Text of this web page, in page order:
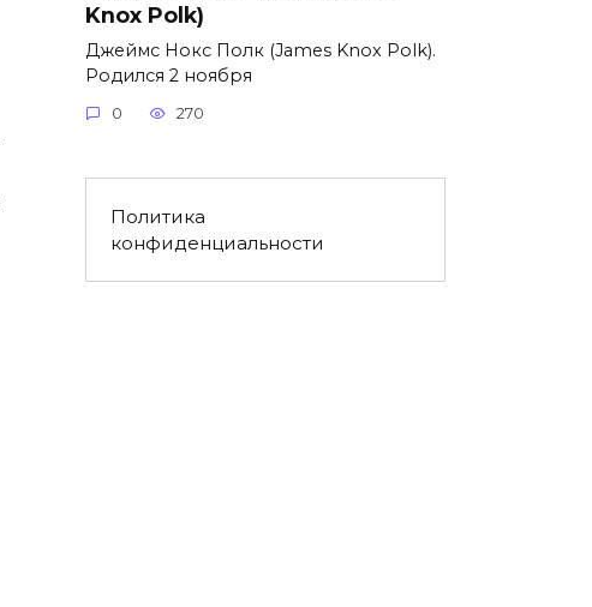
Knox Polk)
Джеймс Нокс Полк (James Knox Polk).
Родился 2 ноября
0 270
Политика
конфиденциальности